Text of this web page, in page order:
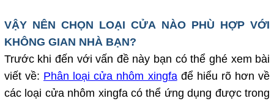
VẬY NÊN CHỌN LOẠI CỬA NÀO PHÙ HỢP VỚI
KHÔNG GIAN NHÀ BẠN?
Trước khi đến với vấn đề này bạn có thể ghé xem bài
viết về: Phân loại cửa nhôm xingfađể hiểu rõ hơn về
các loại cửa nhôm xingfa có thể ứng dụng được trong